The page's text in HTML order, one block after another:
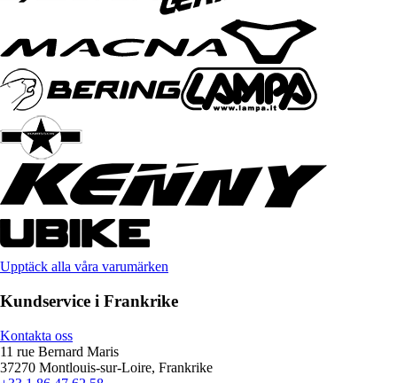
Upptäck alla våra varumärken
Kundservice i Frankrike
Kontakta oss
11 rue Bernard Maris
37270 Montlouis-sur-Loire, Frankrike